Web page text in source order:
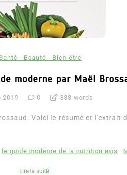
- Beauté - Bien-être
moderne par Maël
2019 0 838 words
Voici le résumé et l’extrait
le guide moderne de la nutrition avis
Lire la suite
: été
8 Juil 2026